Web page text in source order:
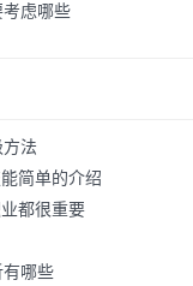
考虑哪些
法
简单的介绍
都很重要
哪些